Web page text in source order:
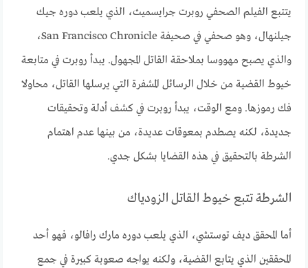
يتتبع الفيلم الصحفي روبرت جرايسميث، الذي يلعب دوره جيك
جيلنهال، وهو صحفي في صحيفة San Francisco Chronicle،
والذي يصبح مهووسا بملاحقة القاتل المجهول. يبدأ روبرت في متابعة
خيوط القضية من خلال الرسائل المشفرة التي يرسلها القاتل، محاولا
فك رموزها. ومع الوقت، يبدأ روبرت في كشف أدلة وتحقيقات
جديدة، لكنه يصطدم بمعوقات عديدة، من بينها عدم اهتمام
الشرطة بالتحقيق في هذه القضايا بشكل جدي.
الشرطة تتبع خيوط القاتل الزودياك
أما المحقق ديف توستشي، الذي يلعب دوره مارك رافالو، فهو أحد
المحققين الذي يتابع القضية، ولكنه يواجه صعوبة كبيرة في جمع